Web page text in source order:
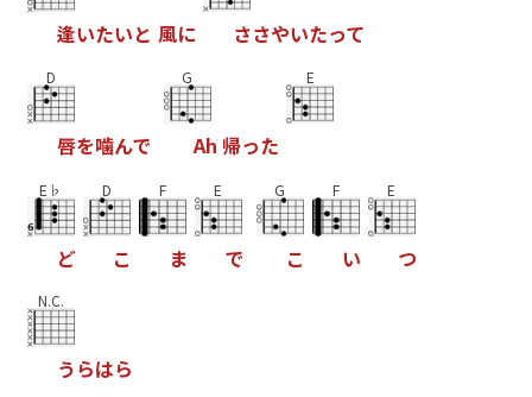
逢いたいと 風に ささやいたって
D
唇を噛んで
G
Ah 帰った
E
E♭
ど
D
こ
F
ま
E
で
G
こ
F
い
E
つ
N.C.
う らはら